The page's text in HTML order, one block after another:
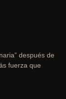
después de
fuerza que